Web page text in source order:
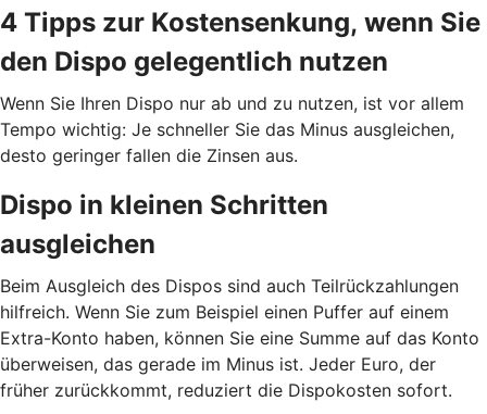
4 Tipps zur Kostensenkung, wenn Sie
den Dispo gelegentlich nutzen
Wenn Sie Ihren Dispo nur ab und zu nutzen, ist vor allem
Tempo wichtig: Je schneller Sie das Minus ausgleichen,
desto geringer fallen die Zinsen aus.
Dispo in kleinen Schritten
ausgleichen
Beim Ausgleich des Dispos sind auch Teilrückzahlungen
hilfreich. Wenn Sie zum Beispiel einen Puffer auf einem
Extra-Konto haben, können Sie eine Summe auf das Konto
überweisen, das gerade im Minus ist. Jeder Euro, der
früher zurückkommt, reduziert die Dispokosten sofort.